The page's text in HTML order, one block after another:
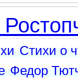
Стихи о
Федор